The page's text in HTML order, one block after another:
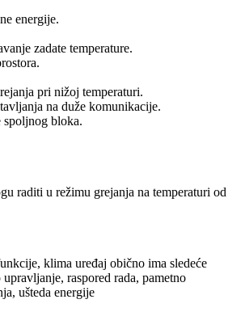
energije.
zadate temperature.
pri nižoj temperaturi.
na duže komunikacije.
bloka.
raditi u režimu grejanja na temperaturi od
klima uređaj obično ima sledeće
raspored rada, pametno
ušteda energije